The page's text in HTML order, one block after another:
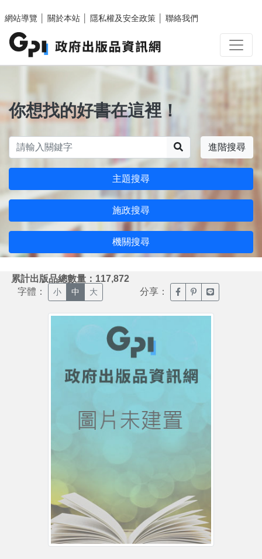
網站導覽
關於本站 隱私權及安全政策 聯絡我們
你想找的好書在這裡！
進階搜尋
主題搜尋
施政搜尋
機關搜尋
累計出版品總數量：117,872
字體： 小 中 大 分享： 臉書分享(另開新視窗)
噗浪分享(另開新
Line分享(另